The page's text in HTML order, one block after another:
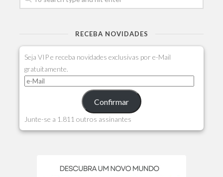
RECEBA NOVIDADES
Seja VIP e receba novidades exclusivas por e-Mail
gratuitamente.
Confirmar
Junte-se a 1.811 outros assinantes